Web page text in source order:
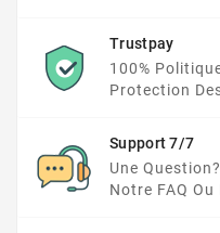
Trustpay
100%
Protection
Support 7/7
Une
Notre FAQ